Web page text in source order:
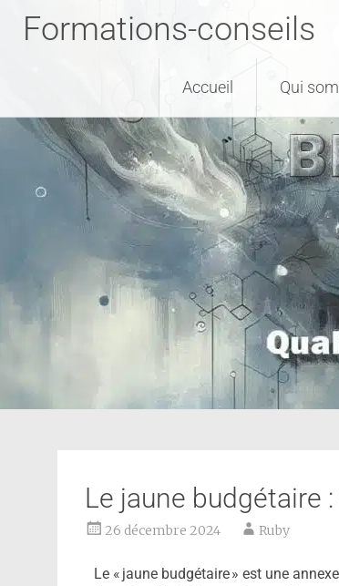
Formations-conseils
Accueil Qui
Le jaune budgétaire :
26 décembre 2024 Ruby
Le « jaune budgétaire » est une